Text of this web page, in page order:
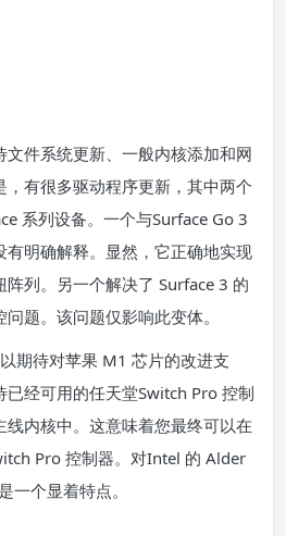
件系统更新、一般内核添加和网
有很多驱动程序更新，其中两个
系列设备。一个与Surface Go 3
明确解释。显然，它正确地实现
列。另一个解决了 Surface 3 的
题。该问题仅影响此变体。
期待对苹果 M1 芯片的改进支
已经可用的任天堂Switch Pro 控制
线内核中。这意味着您最终可以在
Pro 控制器。对Intel 的 Alder
一个显着特点。